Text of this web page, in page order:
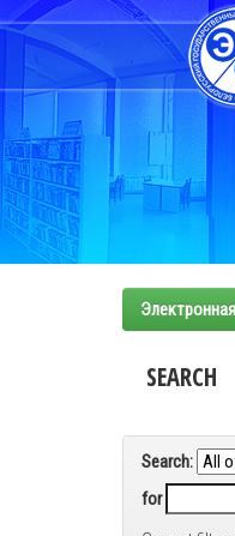
Skip
navigation
SEARCH
Search:
for